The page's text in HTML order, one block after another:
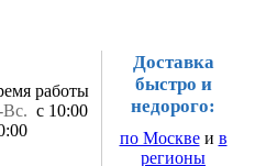
с 10:00
Доставка
быстро и
недорого:
по Москвеи в
регионы